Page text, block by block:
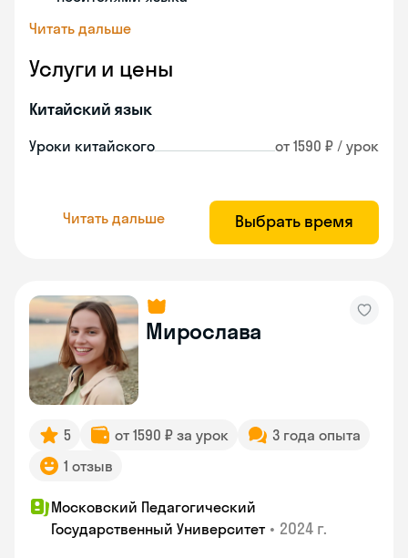
Читать дальше
Услуги и цены
Китайский язык
Уроки китайского от 1590 ₽ / урок
Читать дальше Выбрать время
Мирослава
5 от 1590 ₽ за урок
3 года опыта
1 отзыв
Московский Педагогический
Государственный Университет • 2024 г.